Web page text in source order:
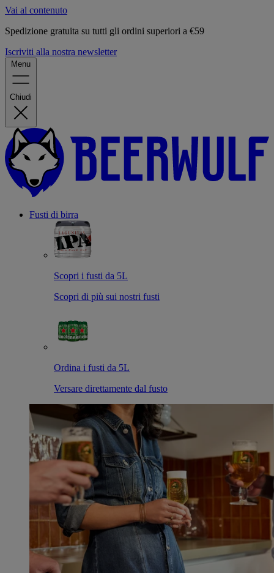
Vai al contenuto
Spedizione gratuita su tutti gli ordini superiori a €59
Iscriviti alla nostra newsletter
Menu
Chiudi
Fusti di birra
Scopri i fusti da 5L
Scopri di più sui nostri fusti
Ordina i fusti da 5L
Versare direttamente dal fusto